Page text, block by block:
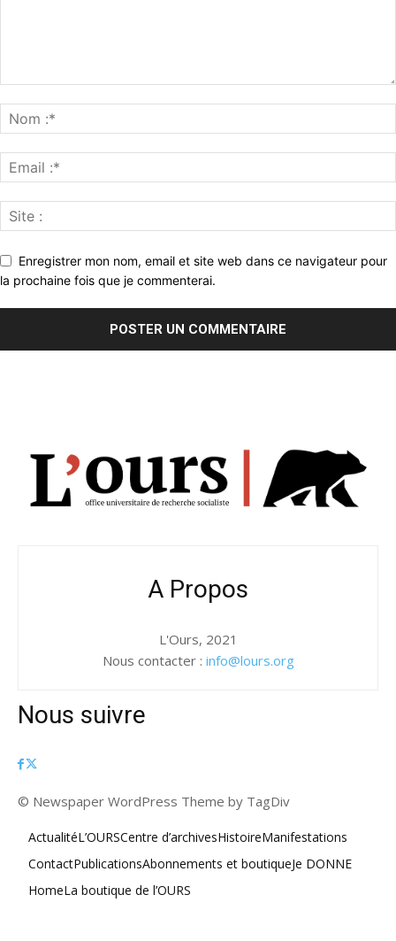
Enregistrer mon nom, email et site web dans ce navigateur pour
la prochaine fois que je commenterai.
A Propos
L'Ours, 2021
Nous contacter : info@lours.org
Nous suivre
© Newspaper WordPress Theme by TagDiv
ActualitéL’OURSCentre d’archivesHistoireManifestations
ContactPublicationsAbonnements et boutiqueJe DONNE
HomeLa boutique de l’OURS